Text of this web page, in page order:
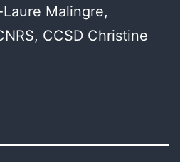
Malingre,
CCSD Christine